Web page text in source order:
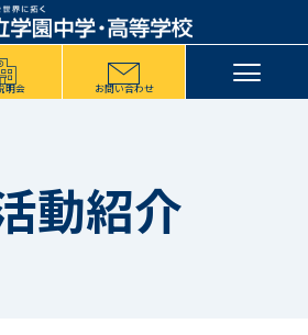
明会 お問い合わせ
動紹介